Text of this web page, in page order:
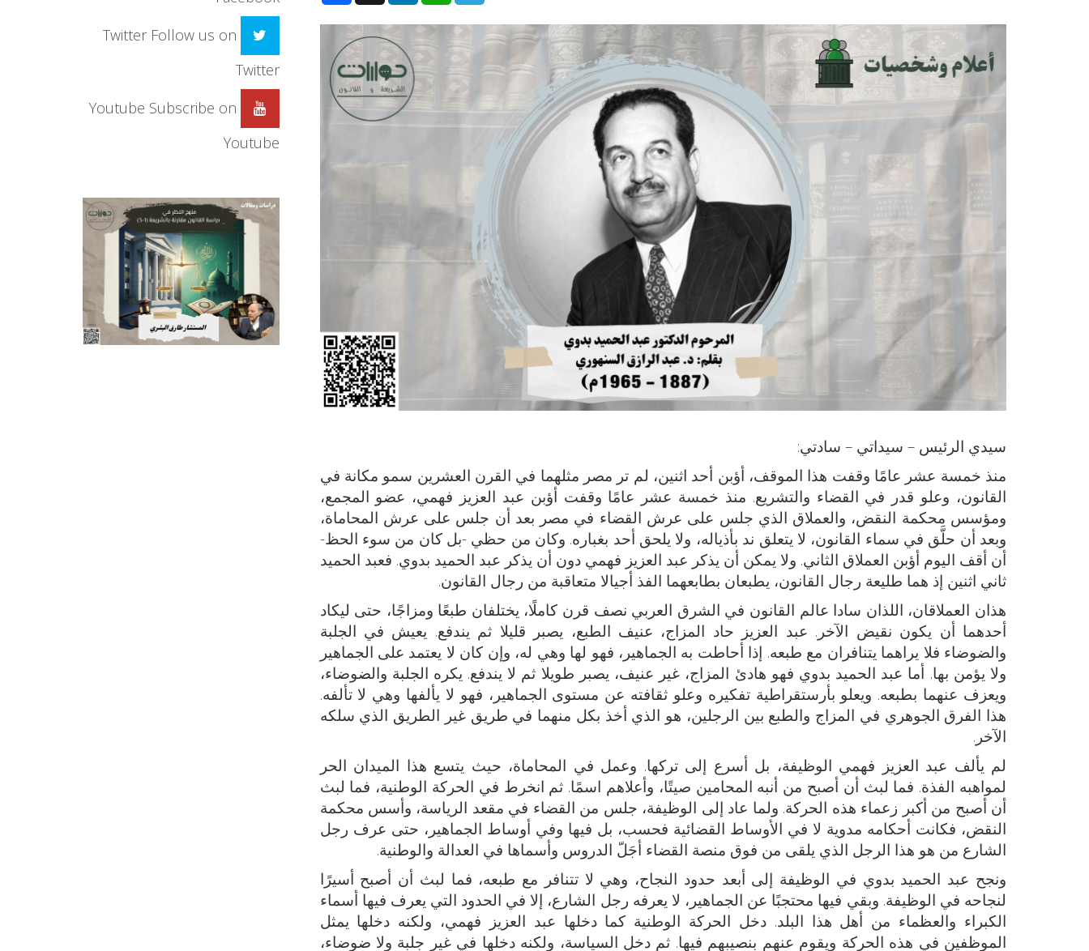
سيدي الرئيس – سيداتي – سادتي:
منذ خمسة عشر عامًا وقفت هذا الموقف، أؤبن أحد اثنين، لم تر مصر مثلهما في القرن العشرين سمو مكانة في
القانون، وعلو قدر في القضاء والتشريع. منذ خمسة عشر عامًا وقفت أؤبن عبد العزيز فهمي، عضو المجمع،
ومؤسس محكمة النقض، والعملاق الذي جلس على عرش القضاء في مصر بعد أن جلس على عرش المحاماة،
وبعد أن حلَّق في سماء القانون، لا يتعلق ند بأذياله، ولا يلحق أحد بغباره. وكان من حظي -بل كان من سوء الحظ-
أن أقف اليوم أؤبن العملاق الثاني. ولا يمكن أن يذكر عبد العزيز فهمي دون أن يذكر عبد الحميد بدوي. فعبد الحميد
ثاني اثنين إذ هما طليعة رجال القانون، يطبعان بطابعهما الفذ أجيالا متعاقبة من رجال القانون.
هذان العملاقان، اللذان سادا عالم القانون في الشرق العربي نصف قرن كاملًا، يختلفان طبعًا ومزاجًا، حتى ليكاد
أحدهما أن يكون نقيض الآخر. عبد العزيز حاد المزاج، عنيف الطبع، يصبر قليلا ثم يندفع. يعيش في الجلبة
والضوضاء فلا يراهما يتنافران مع طبعه. إذا أحاطت به الجماهير، فهو لها وهي له، وإن كان لا يعتمد على الجماهير
ولا يؤمن بها. أما عبد الحميد بدوي فهو هادئ المزاج، غير عنيف، يصبر طويلا ثم لا يندفع. يكره الجلبة والضوضاء،
ويعزف عنهما بطبعه. ويعلو بأرستقراطية تفكيره وعلو ثقافته عن مستوى الجماهير، فهو لا يألفها وهي لا تألفه.
هذا الفرق الجوهري في المزاج والطبع بين الرجلين، هو الذي أخذ بكل منهما في طريق غير الطريق الذي سلكه
الآخر.
لم يألف عبد العزيز فهمي الوظيفة، بل أسرع إلى تركها. وعمل في المحاماة، حيث يتسع هذا الميدان الحر
لمواهبه الفذة. فما لبث أن أصبح من أنبه المحامين صيتًا، وأعلاهم اسمًا. ثم انخرط في الحركة الوطنية، فما لبث
أن أصبح من أكبر زعماء هذه الحركة. ولما عاد إلى الوظيفة، جلس من القضاء في مقعد الرياسة، وأسس محكمة
النقض، فكانت أحكامه مدوية لا في الأوساط القضائية فحسب، بل فيها وفي أوساط الجماهير، حتى عرف رجل
الشارع من هو هذا الرجل الذي يلقى من فوق منصة القضاء أجَلّ الدروس وأسماها في العدالة والوطنية.
ونجح عبد الحميد بدوي في الوظيفة إلى أبعد حدود النجاح، وهي لا تتنافر مع طبعه، فما لبث أن أصبح أسيرًا
لنجاحه في الوظيفة. وبقي فيها محتجبًا عن الجماهير، لا يعرفه رجل الشارع، إلا في الحدود التي يعرف فيها أسماء
الكبراء والعظماء من أهل هذا البلد. دخل الحركة الوطنية كما دخلها عبد العزيز فهمي، ولكنه دخلها يمثل
الموظفين في هذه الحركة ويقوم عنهم بنصيبهم فيها. ثم دخل السياسة، ولكنه دخلها في غير جلبة ولا ضوضاء،
Twitter Follow us on
Twitter
Youtube Subscribe on
Youtube